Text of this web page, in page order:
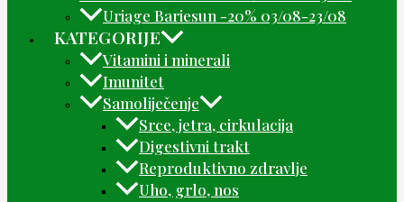
Uriage Bariesun -20% 03/08-23/08
KATEGORIJE
Vitamini i minerali
Imunitet
Samoliječenje
Srce, jetra, cirkulacija
Digestivni trakt
Reproduktivno zdravlje
Uho, grlo, nos